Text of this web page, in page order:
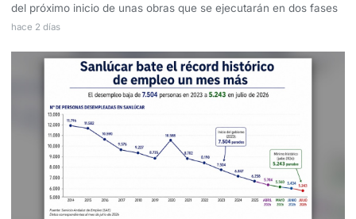
del próximo inicio de unas obras que se ejecutarán en dos fases
hace 2 días